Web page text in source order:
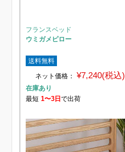
フランスベッド
ウミガメピロー
送料無料
ネット価格： ¥7,240(税込)
在庫あり
最短 1〜3日 で出荷